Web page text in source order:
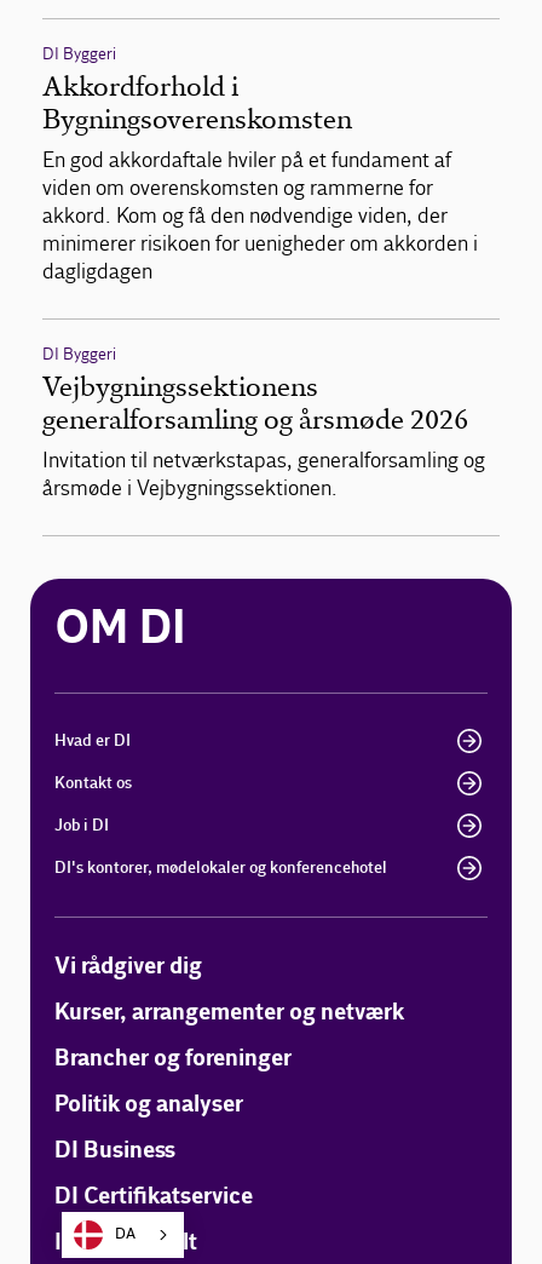
DI Byggeri
Akkordforhold i
Bygningsoverenskomsten
En god akkordaftale hviler på et fundament af
viden om overenskomsten og rammerne for
akkord. Kom og få den nødvendige viden, der
minimerer risikoen for uenigheder om akkorden i
dagligdagen
DI Byggeri
Vejbygningssektionens
generalforsamling og årsmøde 2026
Invitation til netværkstapas, generalforsamling og
årsmøde i Vejbygningssektionen.
OM DI
Hvad er DI
Kontakt os
Job i DI
DI's kontorer, mødelokaler og konferencehotel
Vi rådgiver dig
Kurser, arrangementer og netværk
Brancher og foreninger
Politik og analyser
DI Business
DI Certifikatservice
Internationalt
DA